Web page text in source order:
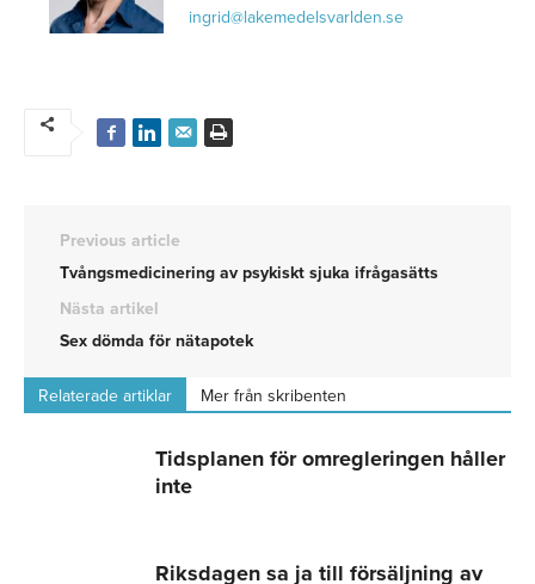
ingrid@lakemedelsvarlden.se
Previous article
Tvångsmedicinering av psykiskt sjuka ifrågasätts
Nästa artikel
Sex dömda för nätapotek
Relaterade artiklar Mer från skribenten
Tidsplanen för omregleringen håller
inte
Riksdagen sa ja till försäljning av